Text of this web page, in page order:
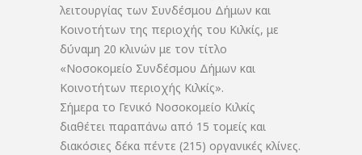
λειτουργίας των Συνδέσμου Δήμων και
Κοινοτήτων της περιοχής του Κιλκίς, με
δύναμη 20 κλινών με τον τίτλο
«Νοσοκομείο Συνδέσμου Δήμων και
Κοινοτήτων περιοχής Κιλκίς».
Σήμερα το Γενικό Νοσοκομείο Κιλκίς
διαθέτει παραπάνω από 15 τομείς και
διακόσιες δέκα πέντε (215) οργανικές κλίνες.